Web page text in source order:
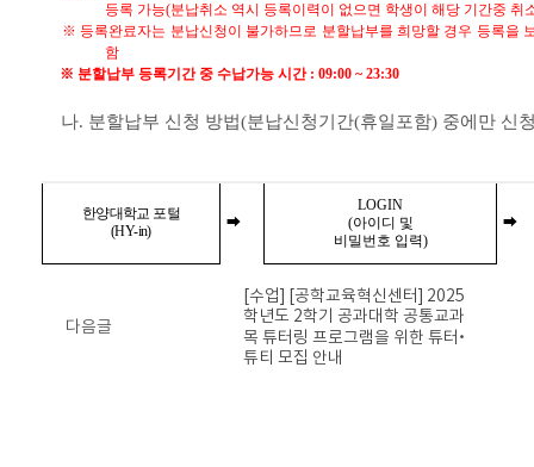
등록 가능(분납취소 역시 등록이력이 없으면 학생이 해당 기간중 취
※ 등록완료자는 분납신청이 불가하므로 분할납부를 희망할 경우 등록을
함
※ 분할납부 등록기간 중 수납가능 시간 : 09:00 ~ 23:30
나. 분할납부 신청 방법(분납신청기간(휴일포함) 중에만 신
한양대학교 포털
(HY-in)
➡
LOGIN
(아이디 및
비밀번호 입력)
➡
다음글
[수업] [공학교육혁신센터] 2025
학년도 2학기 공과대학 공통교과
목 튜터링 프로그램을 위한 튜터•
튜티 모집 안내